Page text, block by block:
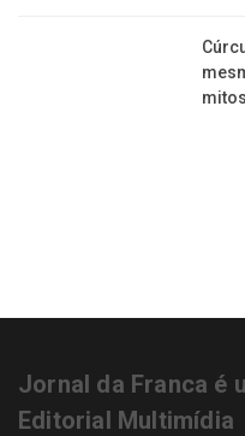
Jornal da Franca é
Editorial Multimídia